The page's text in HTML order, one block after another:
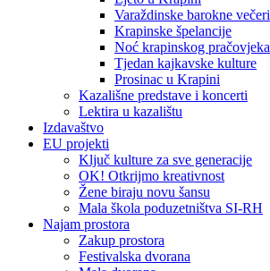
Varaždinske barokne večeri
Krapinske špelancije
Noć krapinskog pračovjeka
Tjedan kajkavske kulture
Prosinac u Krapini
Kazališne predstave i koncerti
Lektira u kazalištu
Izdavaštvo
EU projekti
Ključ kulture za sve generacije
OK! Otkrijmo kreativnost
Žene biraju novu šansu
Mala škola poduzetništva SI-RH
Najam prostora
Zakup prostora
Festivalska dvorana